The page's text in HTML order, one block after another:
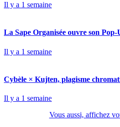
Il y a 1 semaine
La Sape Organisée ouvre son
Il y a 1 semaine
Cybèle × Kujten, plagisme
Il y a 1 semaine
Vous aussi, affichez